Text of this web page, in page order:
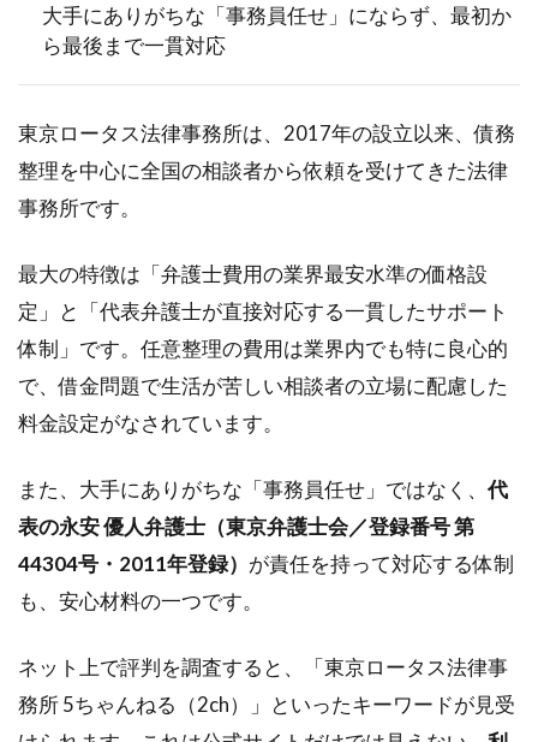
大手にありがちな「事務員任せ」にならず、最初か
ら最後まで一貫対応
東京ロータス法律事務所は、2017年の設立以来、債務
整理を中心に全国の相談者から依頼を受けてきた法律
事務所です。
最大の特徴は「弁護士費用の業界最安水準の価格設
定」と「代表弁護士が直接対応する一貫したサポート
体制」です。任意整理の費用は業界内でも特に良心的
で、借金問題で生活が苦しい相談者の立場に配慮した
料金設定がなされています。
また、大手にありがちな「事務員任せ」ではなく、 代
表の永安 優人弁護士（東京弁護士会／登録番号 第
44304号・2011年登録） が責任を持って対応する体制
も、安心材料の一つです。
ネット上で評判を調査すると、「東京ロータス法律事
務所 5ちゃんねる（2ch）」といったキーワードが見受